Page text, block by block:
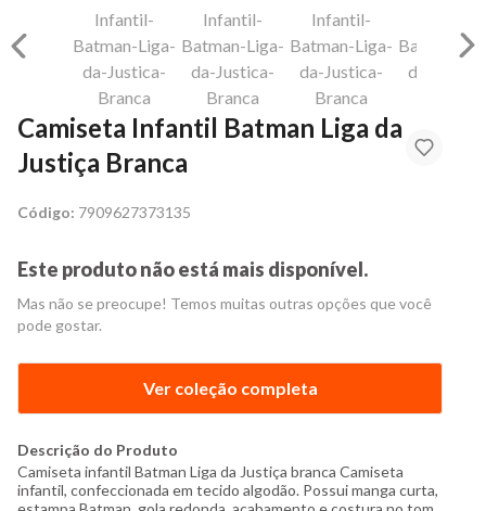
Camiseta Infantil Batman Liga da
Justiça Branca
Código: 7909627373135
Este produto não está mais disponível.
Mas não se preocupe! Temos muitas outras opções que você
pode gostar.
Ver coleção completa
Descrição do Produto
Camiseta infantil Batman Liga da Justiça branca Camiseta
infantil, confeccionada em tecido algodão. Possui manga curta,